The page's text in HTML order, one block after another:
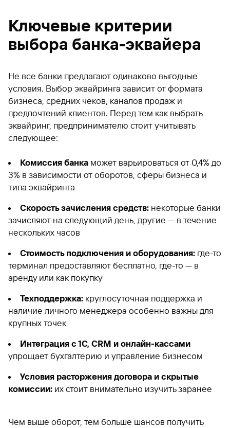
Ключевые критерии
выбора банка-эквайера
Не все банки предлагают одинаково выгодные
условия. Выбор эквайринга зависит от формата
бизнеса, средних чеков, каналов продаж и
предпочтений клиентов. Перед тем как выбрать
эквайринг, предпринимателю стоит учитывать
следующее:
Комиссия банка может варьироваться от 0,4% до
3% в зависимости от оборотов, сферы бизнеса и
типа эквайринга
Скорость зачисления средств: некоторые банки
зачисляют на следующий день, другие — в течение
нескольких часов
Стоимость подключения и оборудования: где-то
терминал предоставляют бесплатно, где-то — в
аренду или как покупку
Техподдержка: круглосуточная поддержка и
наличие личного менеджера особенно важны для
крупных точек
Интеграция с 1С, CRM и онлайн-кассами
упрощает бухгалтерию и управление бизнесом
Условия расторжения договора и скрытые
комиссии: их стоит внимательно изучить заранее
Чем выше оборот, тем больше шансов получить